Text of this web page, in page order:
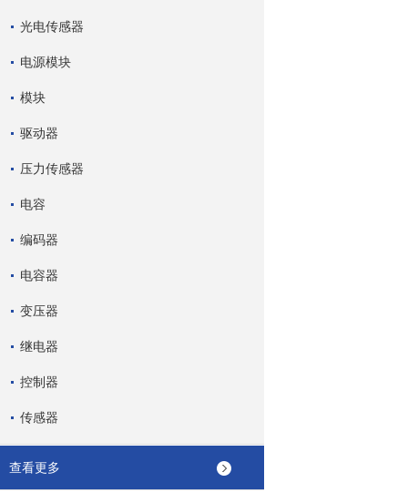
光电传感器
电源模块
模块
驱动器
压力传感器
电容
编码器
电容器
变压器
继电器
控制器
传感器
查看更多